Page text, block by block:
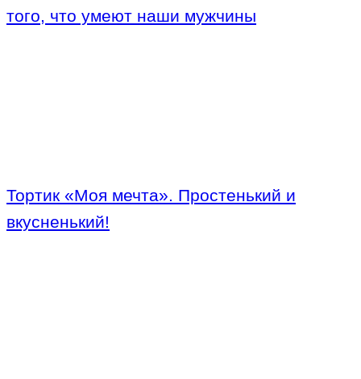
того, что умеют наши мужчины
Тортик «Моя мечта». Простенький и
вкусненький!